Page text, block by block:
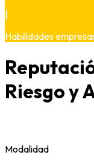
Habilidades
Riesgo y
Modalidad